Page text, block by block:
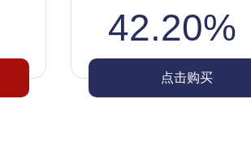
42.20%
点击购买